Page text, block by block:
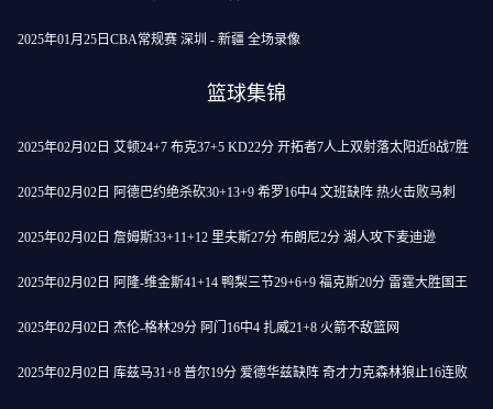
2025年01月25日CBA常规赛 深圳 - 新疆 全场录像
篮球集锦
2025年02月02日 艾顿24+7 布克37+5 KD22分 开拓者7人上双射落太阳近8战7胜
2025年02月02日 阿德巴约绝杀砍30+13+9 希罗16中4 文班缺阵 热火击败马刺
2025年02月02日 詹姆斯33+11+12 里夫斯27分 布朗尼2分 湖人攻下麦迪逊
2025年02月02日 阿隆-维金斯41+14 鸭梨三节29+6+9 福克斯20分 雷霆大胜国王
2025年02月02日 杰伦-格林29分 阿门16中4 扎威21+8 火箭不敌篮网
2025年02月02日 库兹马31+8 普尔19分 爱德华兹缺阵 奇才力克森林狼止16连败